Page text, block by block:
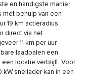
en handigste manier
met behulp van een
19 km actieradius
direct via het
11 km per uur
laadpalen een
locatie verblijft. Voor
kW snellader kan in een